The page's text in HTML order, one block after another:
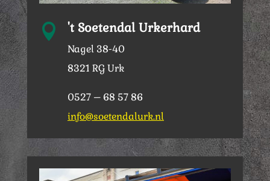
 't Soetendal Urkerhard
Nagel 38-40
8321 RG Urk
0527 – 68 57 86
info@soetendalurk.nl